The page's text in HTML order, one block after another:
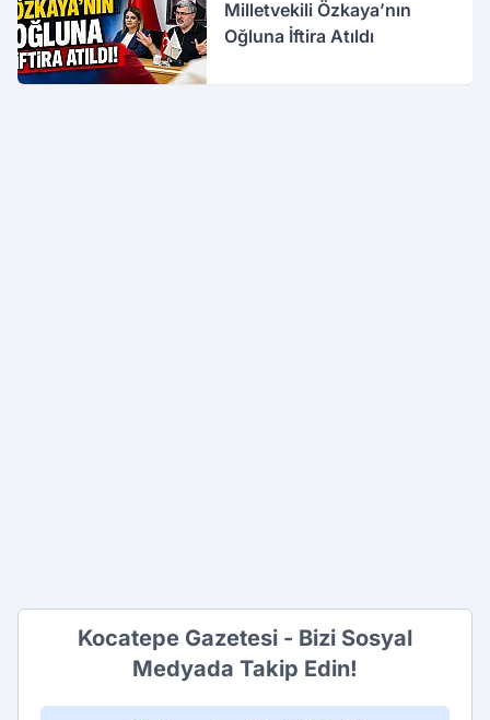
Milletvekili Özkaya’nın
Oğluna İftira Atıldı
Kocatepe Gazetesi - Bizi Sosyal
Medyada Takip Edin!